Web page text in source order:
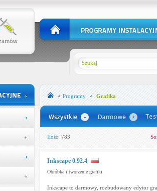
Programy Grafika
Ilość: 783
Inkscape 0.92.4
Obróbka i tworzenie grafiki
Inkscape to darmowy, rozbudowany edytor